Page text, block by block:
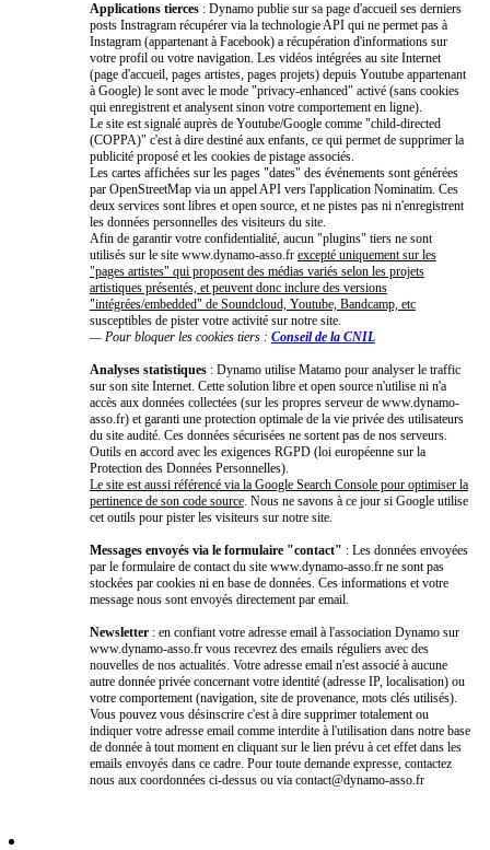
Applications tierces : Dynamo publie sur sa page d'accueil ses derniers
posts Instragram récupérer via la technologie API qui ne permet pas à
Instagram (appartenant à Facebook) a récupération d'informations sur
votre profil ou votre navigation. Les vidéos intégrées au site Internet
(page d'accueil, pages artistes, pages projets) depuis Youtube appartenant
à Google) le sont avec le mode "privacy-enhanced" activé (sans cookies
qui enregistrent et analysent sinon votre comportement en ligne).
Le site est signalé auprès de Youtube/Google comme "child-directed
(COPPA)" c'est à dire destiné aux enfants, ce qui permet de supprimer la
publicité proposé et les cookies de pistage associés.
Les cartes affichées sur les pages "dates" des événements sont générées
par OpenStreetMap via un appel API vers l'application Nominatim. Ces
deux services sont libres et open source, et ne pistes pas ni n'enregistrent
les données personnelles des visiteurs du site.
Afin de garantir votre confidentialité, aucun "plugins" tiers ne sont
utilisés sur le site www.dynamo-asso.fr excepté uniquement sur les
"pages artistes" qui proposent des médias variés selon les projets
artistiques présentés, et peuvent donc inclure des versions
"intégrées/embedded" de Soundcloud, Youtube, Bandcamp, etc
susceptibles de pister votre activité sur notre site.
— Pour bloquer les cookies tiers : Conseil de la CNIL
Analyses statistiques : Dynamo utilise Matamo pour analyser le traffic
sur son site Internet. Cette solution libre et open source n'utilise ni n'a
accès aux données collectées (sur les propres serveur de www.dynamo-
asso.fr) et garanti une protection optimale de la vie privée des utilisateurs
du site audité. Ces données sécurisées ne sortent pas de nos serveurs.
Outils en accord avec les exigences RGPD (loi européenne sur la
Protection des Données Personnelles).
Le site est aussi référencé via la Google Search Console pour optimiser la
pertinence de son code source. Nous ne savons à ce jour si Google utilise
cet outils pour pister les visiteurs sur notre site.
Messages envoyés via le formulaire "contact" : Les données envoyées
par le formulaire de contact du site www.dynamo-asso.fr ne sont pas
stockées par cookies ni en base de données. Ces informations et votre
message nous sont envoyés directement par email.
Newsletter : en confiant votre adresse email à l'association Dynamo sur
www.dynamo-asso.fr vous recevrez des emails réguliers avec des
nouvelles de nos actualités. Votre adresse email n'est associé à aucune
autre donnée privée concernant votre identité (adresse IP, localisation) ou
votre comportement (navigation, site de provenance, mots clés utilisés).
Vous pouvez vous désinscrire c'est à dire supprimer totalement ou
indiquer votre adresse email comme interdite à l'utilisation dans notre base
de donnée à tout moment en cliquant sur le lien prévu à cet effet dans les
emails envoyés dans ce cadre. Pour toute demande expresse, contactez
nous aux coordonnées ci-dessus ou via contact@dynamo-asso.fr